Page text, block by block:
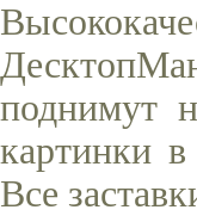
поднимут
картинки
Все